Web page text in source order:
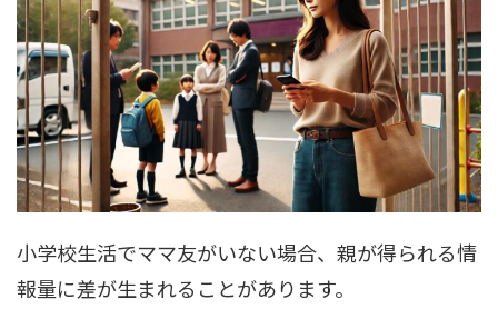
小学校生活でママ友がいない場合、親が得られる情
報量に差が生まれることがあります。